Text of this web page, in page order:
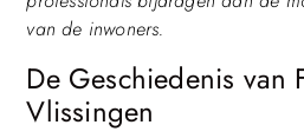
van de inwoners.
De Geschiedenis van
Vlissingen